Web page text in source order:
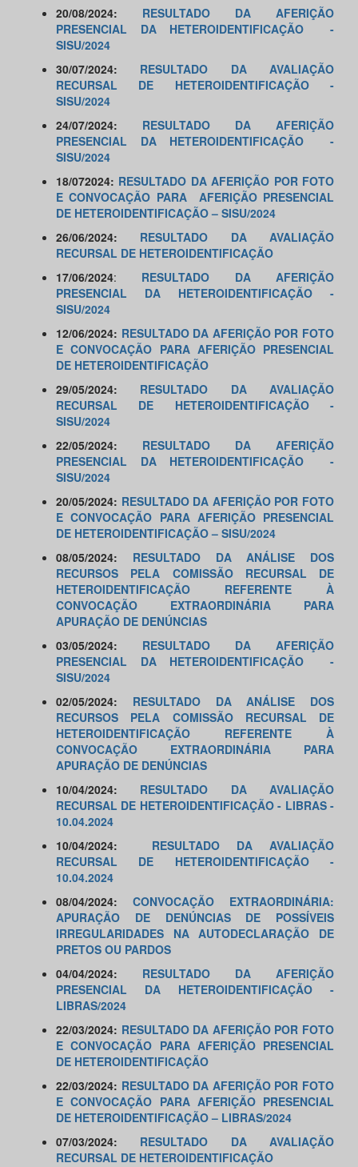
20/08/2024: RESULTADO DA AFERIÇÃO
PRESENCIAL DA HETEROIDENTIFICAÇÃO -
SISU/2024
30/07/2024: RESULTADO DA AVALIAÇÃO
RECURSAL DE HETEROIDENTIFICAÇÃO -
SISU/2024
24/07/2024: RESULTADO DA AFERIÇÃO
PRESENCIAL DA HETEROIDENTIFICAÇÃO -
SISU/2024
18/072024: RESULTADO DA AFERIÇÃO POR FOTO
E CONVOCAÇÃO PARA AFERIÇÃO PRESENCIAL
DE HETEROIDENTIFICAÇÃO – SISU/2024
26/06/2024: RESULTADO DA AVALIAÇÃO
RECURSAL DE HETEROIDENTIFICAÇÃO
17/06/2024:
RESULTADO DA AFERIÇÃO
PRESENCIAL DA HETEROIDENTIFICAÇÃO -
SISU/2024
12/06/2024: RESULTADO DA AFERIÇÃO POR FOTO
E CONVOCAÇÃO PARA AFERIÇÃO PRESENCIAL
DE HETEROIDENTIFICAÇÃO
29/05/2024: RESULTADO DA AVALIAÇÃO
RECURSAL DE HETEROIDENTIFICAÇÃO -
SISU/2024
22/05/2024: RESULTADO DA AFERIÇÃO
PRESENCIAL DA HETEROIDENTIFICAÇÃO -
SISU/2024
20/05/2024: RESULTADO DA AFERIÇÃO POR FOTO
E CONVOCAÇÃO PARA AFERIÇÃO PRESENCIAL
DE HETEROIDENTIFICAÇÃO – SISU/2024
08/05/2024: RESULTADO DA ANÁLISE DOS
RECURSOS PELA COMISSÃO RECURSAL DE
HETEROIDENTIFICAÇÃO REFERENTE À
CONVOCAÇÃO EXTRAORDINÁRIA PARA
APURAÇÃO DE DENÚNCIAS
03/05/2024: RESULTADO DA AFERIÇÃO
PRESENCIAL DA HETEROIDENTIFICAÇÃO -
SISU/2024
02/05/2024: RESULTADO DA ANÁLISE DOS
RECURSOS PELA COMISSÃO RECURSAL DE
HETEROIDENTIFICAÇÃO REFERENTE À
CONVOCAÇÃO EXTRAORDINÁRIA PARA
APURAÇÃO DE DENÚNCIAS
10/04/2024: RESULTADO DA AVALIAÇÃO
RECURSAL DE HETEROIDENTIFICAÇÃO - LIBRAS -
10.04.2024
10/04/2024: RESULTADO DA AVALIAÇÃO
RECURSAL DE HETEROIDENTIFICAÇÃO -
10.04.2024
08/04/2024: CONVOCAÇÃO EXTRAORDINÁRIA:
APURAÇÃO DE DENÚNCIAS DE POSSÍVEIS
IRREGULARIDADES NA AUTODECLARAÇÃO DE
PRETOS OU PARDOS
04/04/2024: RESULTADO DA AFERIÇÃO
PRESENCIAL DA HETEROIDENTIFICAÇÃO -
LIBRAS/2024
22/03/2024: RESULTADO DA AFERIÇÃO POR FOTO
E CONVOCAÇÃO PARA AFERIÇÃO PRESENCIAL
DE HETEROIDENTIFICAÇÃO
22/03/2024: RESULTADO DA AFERIÇÃO POR FOTO
E CONVOCAÇÃO PARA AFERIÇÃO PRESENCIAL
DE HETEROIDENTIFICAÇÃO – LIBRAS/2024
07/03/2024: RESULTADO DA AVALIAÇÃO
RECURSAL DE HETEROIDENTIFICAÇÃO